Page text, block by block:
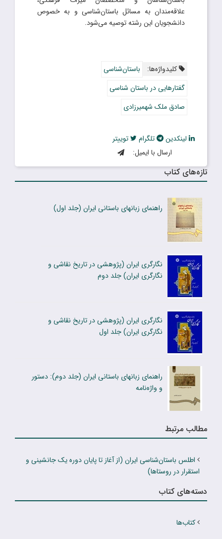
علاقه‌مندان به مسائل باستان‌شناسی و به خصوص
دانشجویان این رشته توصیه می‌شود.
کلیدواژه‌ها:
باستان‌شناسی
گفتارهایی در باستان شناسی
صادق ملک شهمیرزادی
لینکدین تلگرام
توییتر
ارسال با ایمیل:
تازه‌های کتاب
راهنماى زبانهاى باستانى ایران (جلد اول)
نگارگری ایران (پژوهشی در تاریخ نقاشی و
نگارگری ایران) جلد دوم
نگارگری ایران (پژوهشی در تاریخ نقاشی و
نگارگری ایران) جلد اول
راهنمای زبانهای باستانی ایران (جلد دوم): دستور
و واژه‌نامه
مطالب مرتبط
اطلس باستان‌شناسی ایران (از آغاز تا پایان دوره یک جانشینی و
استقرار در روستاها)
دسته‌های کتاب
کتاب‌ها